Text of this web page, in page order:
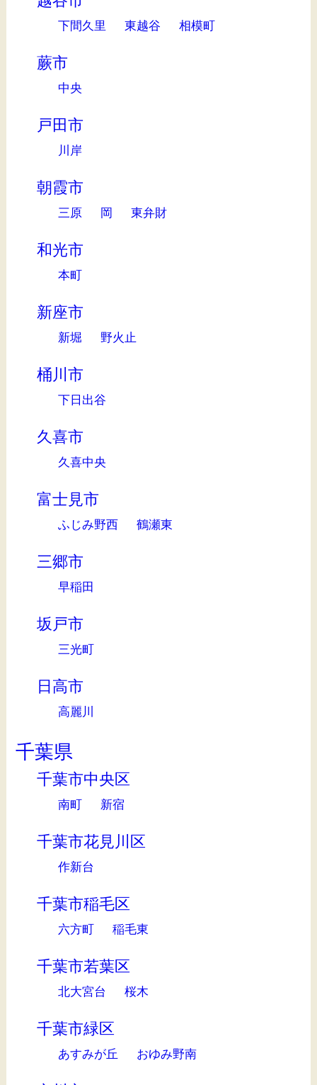
下間久里 東越谷 相模町
蕨市
中央
戸田市
川岸
朝霞市
三原 岡 東弁財
和光市
本町
新座市
新堀 野火止
桶川市
下日出谷
久喜市
久喜中央
富士見市
ふじみ野西 鶴瀬東
三郷市
早稲田
坂戸市
三光町
日高市
高麗川
千葉県
千葉市中央区
南町 新宿
千葉市花見川区
作新台
千葉市稲毛区
六方町 稲毛東
千葉市若葉区
北大宮台 桜木
千葉市緑区
あすみが丘 おゆみ野南